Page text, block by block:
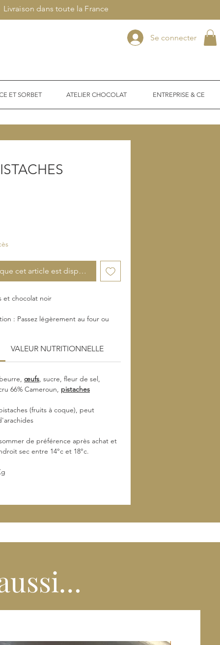
Livraison dans toute la France
Se connecter
ET SORBET ATELIER CHOCOLAT ENTREPRISE & CE
cet article est disponible
et chocolat noir
: Passez légèrement au four ou
et Zéro conservateur
: Disponible
: Disponible
VALEUR NUTRITIONNELLE
œufs, sucre, fleur de sel,
66% Cameroun, pistaches
(fruits à coque), peut
de préférence après achat et
sec entre 14°c et 18°c.